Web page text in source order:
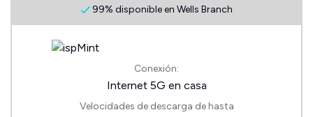
99% disponible en Wells Branch
Conexión:
Internet 5G en casa
Velocidades de descarga de hasta